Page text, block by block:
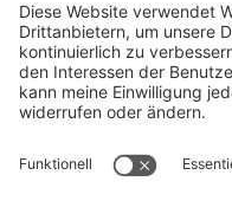
Impressum
Impressum
Cookie-Richtlinie (EU)